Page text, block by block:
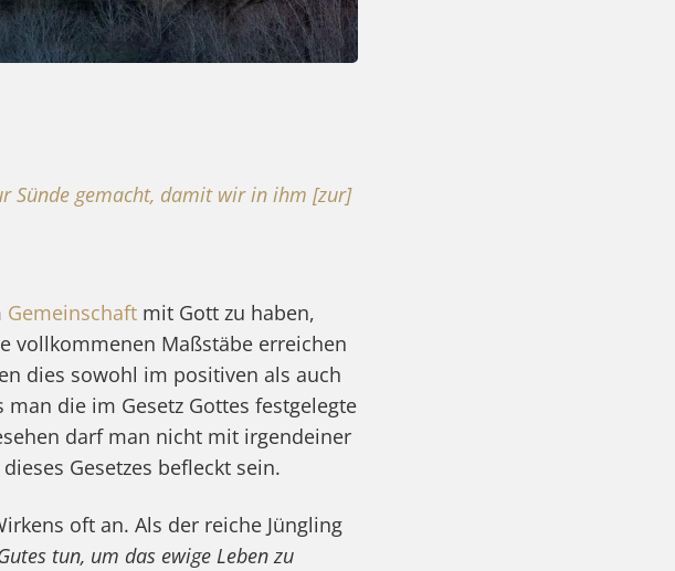
Sünde gemacht, damit wir in ihm [zur]
Gemeinschaftmit Gott zu haben,
vollkommenen Maßstäbe erreichen
dies sowohl im positiven als auch
die im Gesetz Gottes festgelegte
darf man nicht mit irgendeiner
Gesetzes befleckt sein.
oft an. Als der reiche Jüngling
tun, um das ewige Leben zu